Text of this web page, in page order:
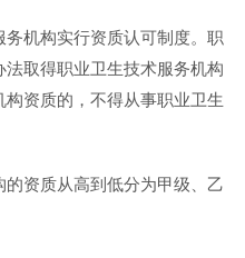
机构实行资质认可制度。职
取得职业卫生技术服务机构
资质的，不得从事职业卫生
资质从高到低分为甲级、乙